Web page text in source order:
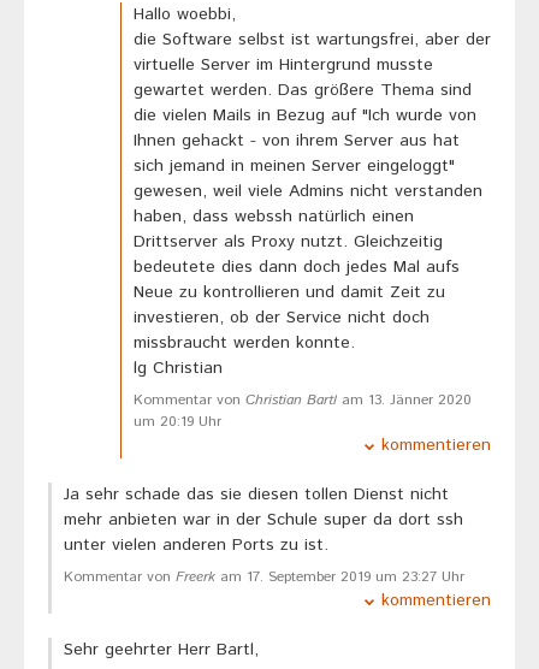
Hallo woebbi,
die Software selbst ist wartungsfrei, aber der
virtuelle Server im Hintergrund musste
gewartet werden. Das größere Thema sind
die vielen Mails in Bezug auf "Ich wurde von
Ihnen gehackt - von ihrem Server aus hat
sich jemand in meinen Server eingeloggt"
gewesen, weil viele Admins nicht verstanden
haben, dass webssh natürlich einen
Drittserver als Proxy nutzt. Gleichzeitig
bedeutete dies dann doch jedes Mal aufs
Neue zu kontrollieren und damit Zeit zu
investieren, ob der Service nicht doch
missbraucht werden konnte.
lg Christian
Kommentar von Christian Bartl am 13. Jänner 2020
um 20:19 Uhr
kommentieren
Ja sehr schade das sie diesen tollen Dienst nicht
mehr anbieten war in der Schule super da dort ssh
unter vielen anderen Ports zu ist.
Kommentar von Freerk am 17. September 2019 um 23:27 Uhr
kommentieren
Sehr geehrter Herr Bartl,